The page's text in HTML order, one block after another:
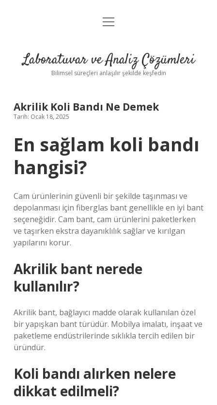
Anasayfa
Yasal Uyarı
menüyü
Laboratuvar ve Analiz Çözümleri
Bilimsel süreçleri anlaşılır şekilde keşfedin
Akrilik Koli Bandı Ne Demek
Tarih: Ocak 18, 2025
En sağlam koli bandı
hangisi?
Cam ürünlerinin güvenli bir şekilde taşınması ve
depolanması için fiberglas bant genellikle en iyi bant
seçeneğidir. Cam bant, cam ürünlerini paketlerken
ve taşırken ekstra dayanıklılık sağlar ve kırılgan
yapılarını korur.
Akrilik bant nerede
kullanılır?
Akrilik bant, bağlayıcı madde olarak kullanılan özel
bir yapışkan bant türüdür. Mobilya imalatı, inşaat ve
paketleme endüstrilerinde sıklıkla tercih edilen bir
üründür.
Koli bandı alırken nelere
dikkat edilmeli?